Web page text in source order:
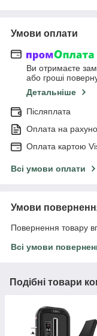
Умови оплати
Ви отримаєте
або гроші
Детальніше
Післяплата
Оплата на
Оплата картою
Всі умови оплати
Умови
Повернення товару
Всі умови
Подібні товари